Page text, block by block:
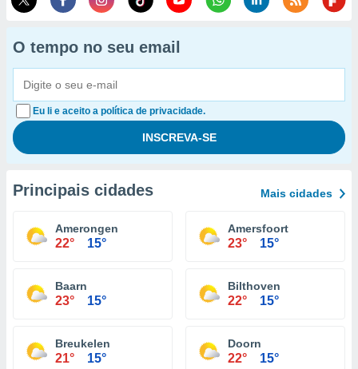
O tempo no seu email
Eu li e aceito a política de privacidade.
Principais cidades Mais cidades
Amerongen
22° 15°
Amersfoort
23° 15°
Baarn
23° 15°
Bilthoven
22° 15°
Breukelen
21° 15°
Doorn
22° 15°